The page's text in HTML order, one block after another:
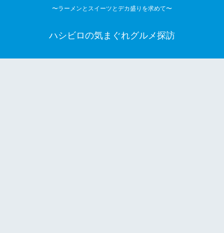
〜ラーメンとスイーツとデカ盛りを求めて〜
ハシビロの気まぐれグルメ探訪